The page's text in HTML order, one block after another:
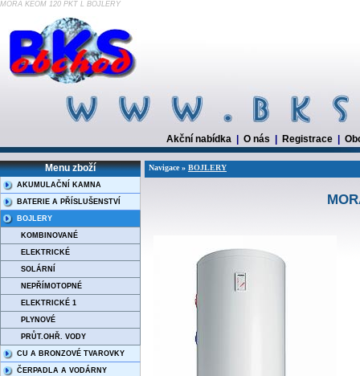
MORA KEOM 120 PKT L BOJLERY
Akční nabídka O nás Registrace
Menu zboží
AKUMULAČNÍ KAMNA
BATERIE A PŘÍSLUŠENSTVÍ
BOJLERY
KOMBINOVANÉ
ELEKTRICKÉ
SOLÁRNÍ
NEPŘÍMOTOPNÉ
ELEKTRICKÉ 1
PLYNOVÉ
PRŮT.OHŘ. VODY
CU A BRONZOVÉ TVAROVKY
ČERPADLA A VODÁRNY
Navigace » BOJLERY